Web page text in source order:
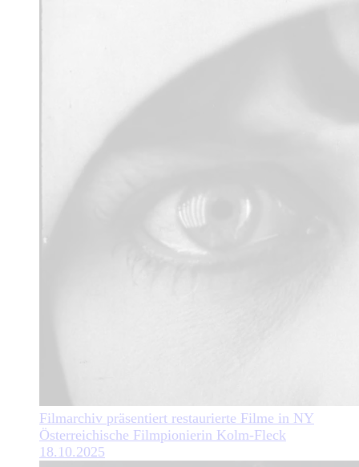
Filmarchiv präsentiert restaurierte Filme in NY
Österreichische Filmpionierin Kolm-Fleck
18.10.2025